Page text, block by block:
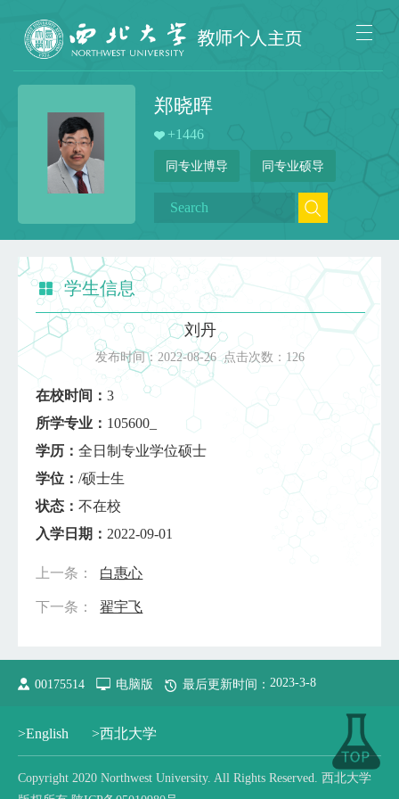
郑晓晖
+1446
同专业博导 同专业硕导
学生信息
刘丹
发布时间： 2022-08-26 点击次数： 126
在校时间： 3
所学专业： 105600_
学历： 全日制专业学位硕士
学位： /硕士生
状态： 不在校
入学日期： 2022-09-01
上一条： 白惠心
下一条： 翟宇飞
00175514 电脑版 最后更新时间： 2023-3-8
>English >西北大学
Copyright 2020 Northwest University. All Rights Reserved. 西北大学